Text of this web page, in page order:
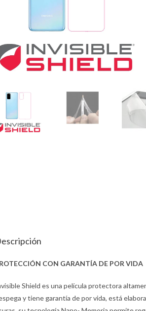
CON GARANTÍA DE POR VIDA
Shield es una película protectora
y tiene garantía de por vida, está